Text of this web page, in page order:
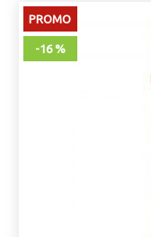
PROMO
-16 %